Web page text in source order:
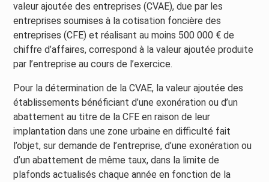
valeur ajoutée des entreprises (CVAE), due par les
entreprises soumises à la cotisation foncière des
entreprises (CFE) et réalisant au moins 500 000 € de
chiffre d’affaires, correspond à la valeur ajoutée produite
par l’entreprise au cours de l’exercice.
Pour la détermination de la CVAE, la valeur ajoutée des
établissements bénéficiant d’une exonération ou d’un
abattement au titre de la CFE en raison de leur
implantation dans une zone urbaine en difficulté fait
l’objet, sur demande de l’entreprise, d’une exonération ou
d’un abattement de même taux, dans la limite de
plafonds actualisés chaque année en fonction de la